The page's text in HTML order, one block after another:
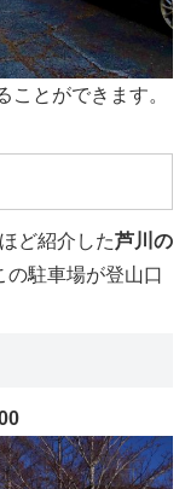
ことができます。
ど紹介した芦川の
の駐車場が登山口